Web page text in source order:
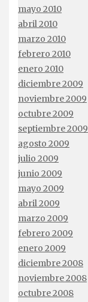
mayo 2010
abril 2010
marzo 2010
febrero 2010
enero 2010
diciembre 2009
noviembre 2009
octubre 2009
septiembre 2009
agosto 2009
julio 2009
junio 2009
mayo 2009
abril 2009
marzo 2009
febrero 2009
enero 2009
diciembre 2008
noviembre 2008
octubre 2008